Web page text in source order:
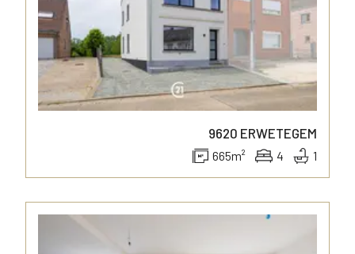
9620 ERWETEGEM
665m² 4 1